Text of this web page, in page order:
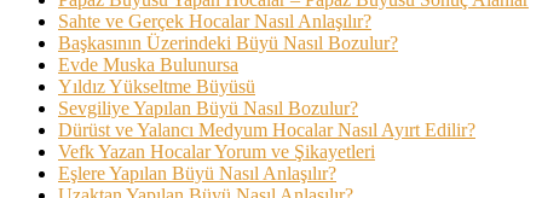
Sahte ve Gerçek Hocalar Nasıl Anlaşılır?
Başkasının Üzerindeki Büyü Nasıl Bozulur?
Evde Muska Bulunursa
Yıldız Yükseltme Büyüsü
Sevgiliye Yapılan Büyü Nasıl Bozulur?
Dürüst ve Yalancı Medyum Hocalar Nasıl Ayırt Edilir?
Vefk Yazan Hocalar Yorum ve Şikayetleri
Eşlere Yapılan Büyü Nasıl Anlaşılır?